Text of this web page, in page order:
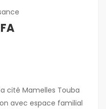
cité Mamelles Touba
avec espace familial